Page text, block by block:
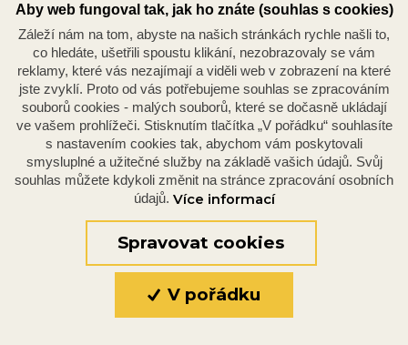
bip@bip.cz
+420 377 223 112
Náměstí Republiky 234/35, 301 00 Plzeň
© 2026 Oficiální stránky Plzeňské diecéze
Aby web fungoval tak, jak ho znáte (souhlas s cookies)
Záleží nám na tom, abyste na našich stránkách rychle našli to,
co hledáte, ušetřili spoustu klikání, nezobrazovaly se vám
reklamy, které vás nezajímají a viděli web v zobrazení na které
jste zvyklí. Proto od vás potřebujeme souhlas se zpracováním
souborů cookies - malých souborů, které se dočasně ukládají
ve vašem prohlížeči. Stisknutím tlačítka „V pořádku“ souhlasíte
s nastavením cookies tak, abychom vám poskytovali
smysluplné a užitečné služby na základě vašich údajů. Svůj
souhlas můžete kdykoli změnit na stránce zpracování osobních
údajů. Více informací
Spravovat cookies
V pořádku